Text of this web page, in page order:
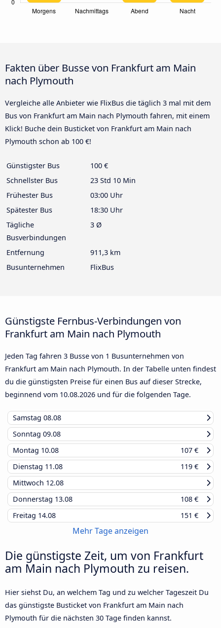
Fakten über Busse von Frankfurt am Main
nach Plymouth
Vergleiche alle Anbieter wie FlixBus die täglich 3 mal mit dem
Bus von Frankfurt am Main nach Plymouth fahren, mit einem
Klick! Buche dein Busticket von Frankfurt am Main nach
Plymouth schon ab 100 €!
Günstigster Bus
100 €
Schnellster Bus
23 Std 10 Min
Frühester Bus
03:00 Uhr
Spätester Bus
18:30 Uhr
Tägliche
Busverbindungen
3 Ø
Entfernung
911,3 km
Busunternehmen
FlixBus
Günstigste Fernbus-Verbindungen von
Frankfurt am Main nach Plymouth
Jeden Tag fahren 3 Busse von 1 Busunternehmen von
Frankfurt am Main nach Plymouth. In der Tabelle unten findest
du die günstigsten Preise für einen Bus auf dieser Strecke,
beginnend vom 10.08.2026 und für die folgenden Tage.
Samstag 08.08
Sonntag 09.08
Montag 10.08
107 €
Dienstag 11.08
119 €
Mittwoch 12.08
Donnerstag 13.08
108 €
Freitag 14.08 151 €
Mehr Tage anzeigen
Die günstigste Zeit, um von Frankfurt
am Main nach Plymouth zu reisen.
Hier siehst Du, an welchem Tag und zu welcher Tageszeit Du
das günstigste Busticket von Frankfurt am Main nach
Plymouth für die nächsten 30 Tage finden kannst.